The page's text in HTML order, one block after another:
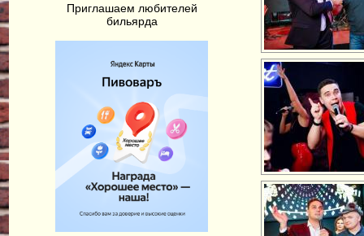
Приглашаем любителей
бильярда